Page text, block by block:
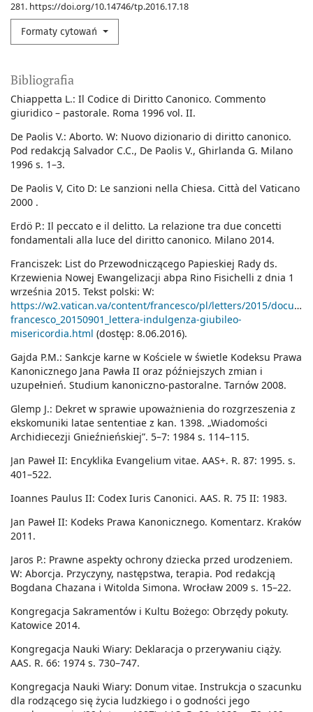
281. https://doi.org/10.14746/tp.2016.17.18
Formaty cytowań
Bibliografia
Chiappetta L.: Il Codice di Diritto Canonico. Commento
giuridico – pastorale. Roma 1996 vol. II.
De Paolis V.: Aborto. W: Nuovo dizionario di diritto canonico.
Pod redakcją Salvador C.C., De Paolis V., Ghirlanda G. Milano
1996 s. 1–3.
De Paolis V, Cito D: Le sanzioni nella Chiesa. Città del Vaticano
2000 .
Erdö P.: Il peccato e il delitto. La relazione tra due concetti
fondamentali alla luce del diritto canonico. Milano 2014.
Franciszek: List do Przewodniczącego Papieskiej Rady ds.
Krzewienia Nowej Ewangelizacji abpa Rino Fisichelli z dnia 1
września 2015. Tekst polski: W:
https://w2.vatican.va/content/francesco/pl/letters/2015/
francesco_20150901_lettera-indulgenza-giubileo-
misericordia.html (dostęp: 8.06.2016).
Gajda P.M.: Sankcje karne w Kościele w świetle Kodeksu Prawa
Kanonicznego Jana Pawła II oraz późniejszych zmian i
uzupełnień. Studium kanoniczno-pastoralne. Tarnów 2008.
Glemp J.: Dekret w sprawie upoważnienia do rozgrzeszenia z
ekskomuniki latae sententiae z kan. 1398. „Wiadomości
Archidiecezji Gnieźnieńskiej”. 5–7: 1984 s. 114–115.
Jan Paweł II: Encyklika Evangelium vitae. AAS+. R. 87: 1995. s.
401–522.
Ioannes Paulus II: Codex Iuris Canonici. AAS. R. 75 II: 1983.
Jan Paweł II: Kodeks Prawa Kanonicznego. Komentarz. Kraków
2011.
Jaros P.: Prawne aspekty ochrony dziecka przed urodzeniem.
W: Aborcja. Przyczyny, następstwa, terapia. Pod redakcją
Bogdana Chazana i Witolda Simona. Wrocław 2009 s. 15–22.
Kongregacja Sakramentów i Kultu Bożego: Obrzędy pokuty.
Katowice 2014.
Kongregacja Nauki Wiary: Deklaracja o przerywaniu ciąży.
AAS. R. 66: 1974 s. 730–747.
Kongregacja Nauki Wiary: Donum vitae. Instrukcja o szacunku
dla rodzącego się życia ludzkiego i o godności jego